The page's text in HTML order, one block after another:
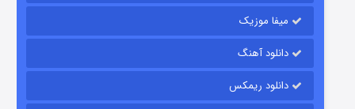
شکست استوارت در نجات جهان
قسمت
میفا موزیک
دانلود آهنگ
دانلود ریمکس